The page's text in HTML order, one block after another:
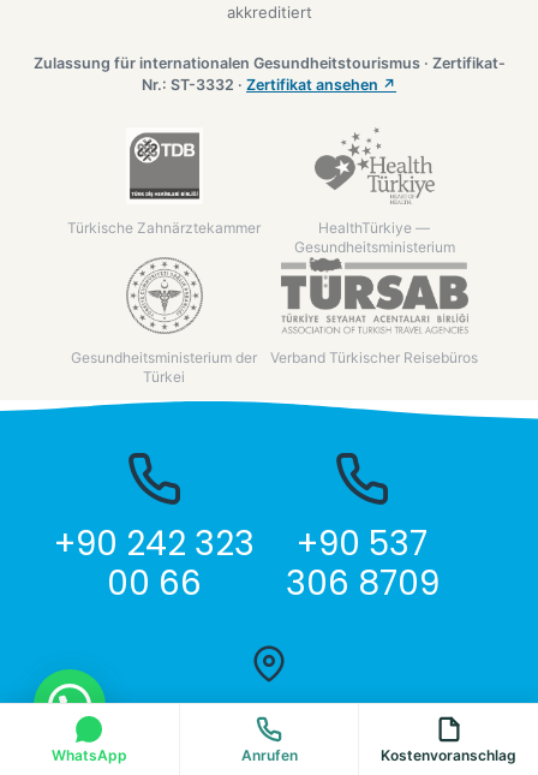
akkreditiert
Zulassung für internationalen Gesundheitstourismus · Zertifikat-
Nr.: ST-3332 · Zertifikat ansehen ↗
Türkische Zahnärztekammer
HealthTürkiye —
Gesundheitsministerium
Gesundheitsministerium der
Türkei
Verband Türkischer Reisebüros
+90 242 323
00 66
+90 537
306 8709
Zümrütova Mah. Sinanoğlu Cd. Osman Eceoğlu Apt.
No: 33/C Muratpaşa/Antalya
Adresse
WhatsApp Anrufen Kostenvoranschlag
Type "Hello" to contact us on WhatsApp d